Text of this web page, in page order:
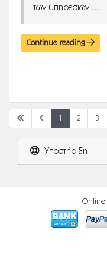
των υπηρεσιών ...
Continue reading
1 2 3
Υποστήριξη
Online